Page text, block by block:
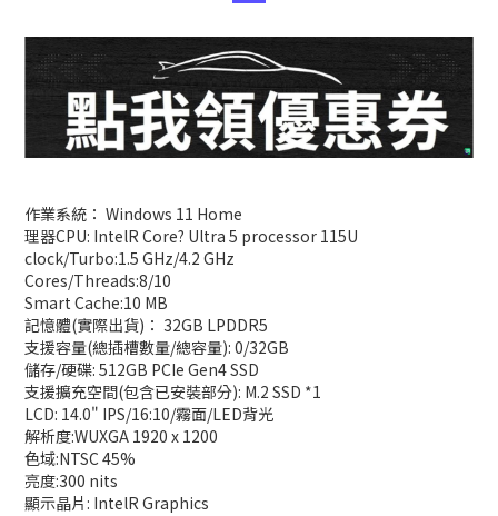
作業系統： Windows 11 Home
理器CPU: IntelR Core? Ultra 5 processor 115U
clock/Turbo:1.5 GHz/4.2 GHz
Cores/Threads:8/10
Smart Cache:10 MB
記憶體(實際出貨)： 32GB LPDDR5
支援容量(總插槽數量/總容量): 0/32GB
儲存/硬碟: 512GB PCIe Gen4 SSD
支援擴充空間(包含已安裝部分): M.2 SSD *1
LCD: 14.0" IPS/16:10/霧面/LED背光
解析度:WUXGA 1920 x 1200
色域:NTSC 45%
亮度:300 nits
顯示晶片: IntelR Graphics